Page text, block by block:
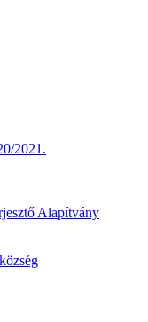
2021.
Alapítvány